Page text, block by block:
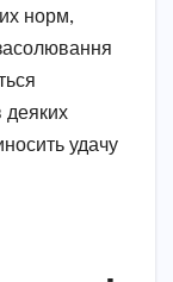
норм,
деяких
удачу